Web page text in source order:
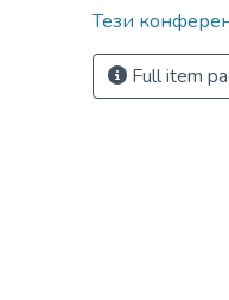
Тези
Full item